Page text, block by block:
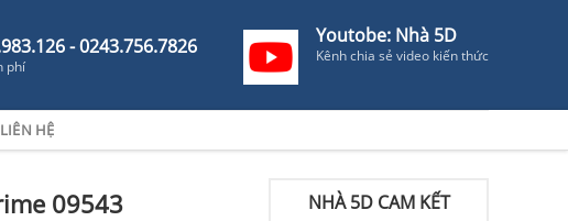
- 0243.756.7826
phí
Youtobe: Nhà 5D
Kênh chia sẻ video kiến thức
HỆ
09543 NHÀ 5D CAM KẾT